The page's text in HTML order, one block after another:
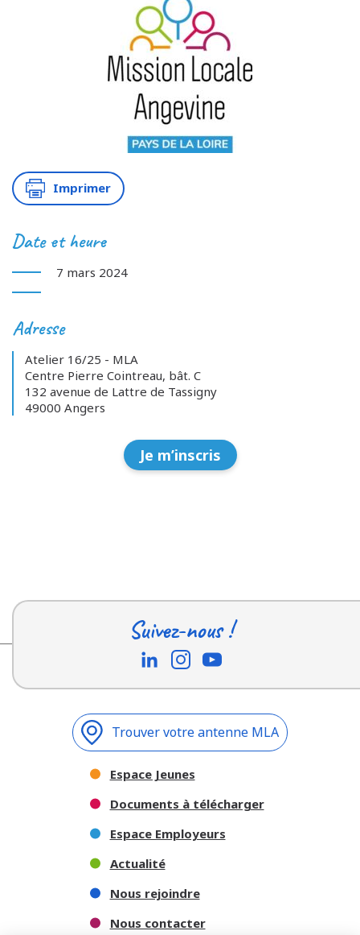
Imprimer
Date et heure
7 mars 2024
Adresse
Atelier 16/25 - MLA
Centre Pierre Cointreau, bât. C
132 avenue de Lattre de Tassigny
49000 Angers
Je m’inscris
Suivez-nous !
Trouver votre antenne MLA
Espace Jeunes
Documents à télécharger
Espace Employeurs
Actualité
Nous rejoindre
Nous contacter